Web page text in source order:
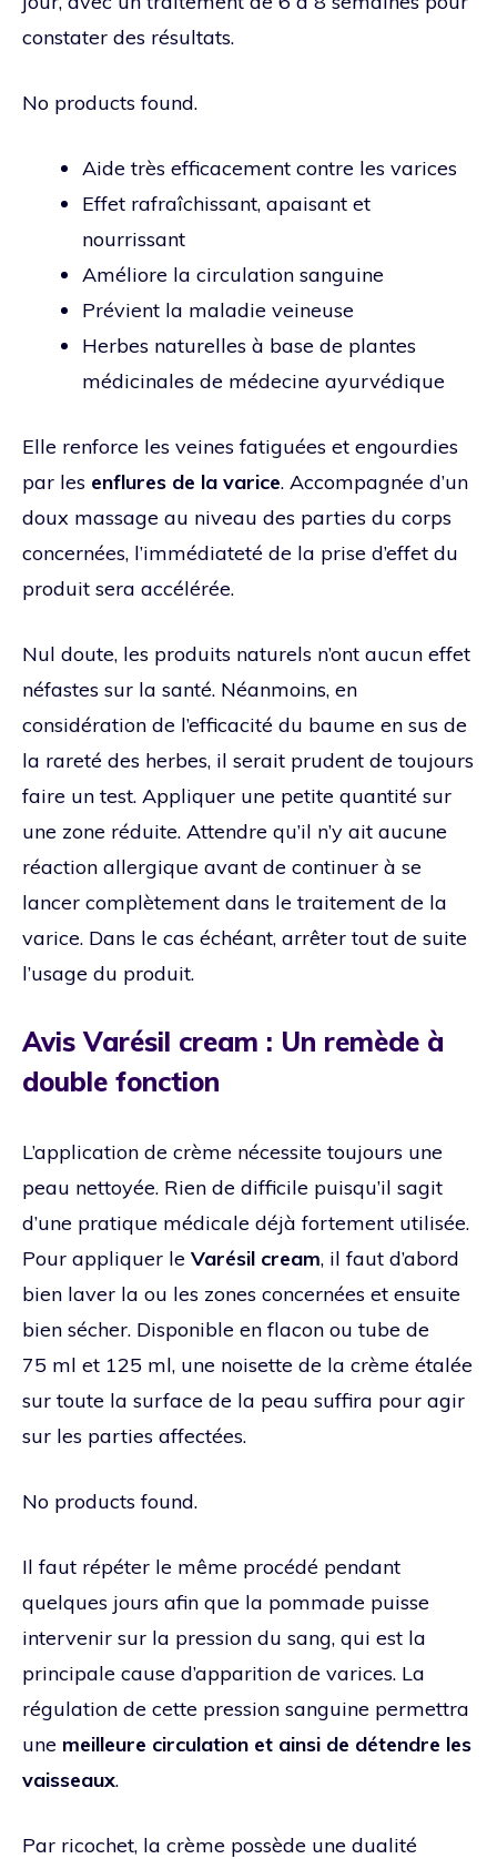
constater des résultats.
No products found.
Aide très efficacement contre les varices
Effet rafraîchissant, apaisant et
nourrissant
Améliore la circulation sanguine
Prévient la maladie veineuse
Herbes naturelles à base de plantes
médicinales de médecine ayurvédique
Elle renforce les veines fatiguées et engourdies
par les enflures de la varice. Accompagnée d’un
doux massage au niveau des parties du corps
concernées, l’immédiateté de la prise d’effet du
produit sera accélérée.
Nul doute, les produits naturels n’ont aucun effet
néfastes sur la santé. Néanmoins, en
considération de l’efficacité du baume en sus de
la rareté des herbes, il serait prudent de toujours
faire un test. Appliquer une petite quantité sur
une zone réduite. Attendre qu’il n’y ait aucune
réaction allergique avant de continuer à se
lancer complètement dans le traitement de la
varice. Dans le cas échéant, arrêter tout de suite
l’usage du produit.
Avis Varésil cream : Un remède à
double fonction
L’application de crème nécessite toujours une
peau nettoyée. Rien de difficile puisqu’il sagit
d’une pratique médicale déjà fortement utilisée.
Pour appliquer le Varésil cream, il faut d’abord
bien laver la ou les zones concernées et ensuite
bien sécher. Disponible en flacon ou tube de
75 ml et 125 ml, une noisette de la crème étalée
sur toute la surface de la peau suffira pour agir
sur les parties affectées.
No products found.
Il faut répéter le même procédé pendant
quelques jours afin que la pommade puisse
intervenir sur la pression du sang, qui est la
principale cause d’apparition de varices. La
régulation de cette pression sanguine permettra
une meilleure circulation et ainsi de détendre les
vaisseaux.
Par ricochet, la crème possède une dualité